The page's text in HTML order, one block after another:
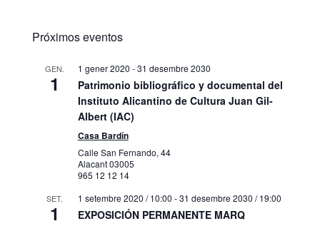
Próximos eventos
GEN.
1
1 gener 2020 -31 desembre 2030
Patrimonio bibliográfico y documental del
Instituto Alicantino de Cultura Juan Gil-
Albert (IAC)
Casa Bardín
Calle San Fernando, 44
Alacant03005
965 12 12 14
SET.
1
1 setembre 2020 / 10:00 -31 desembre 2030 / 19:00
EXPOSICIÓN PERMANENTE MARQ